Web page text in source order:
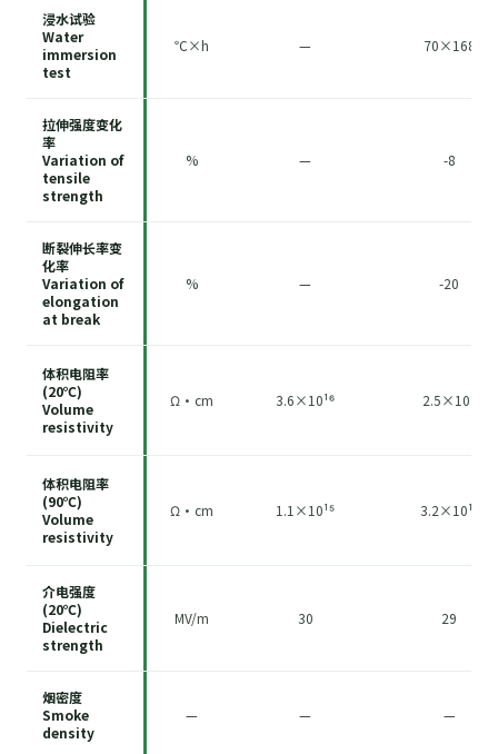
浸水试验
Water
immersion
test
℃×h — 70×168
拉伸强度变化
率
Variation of
tensile
strength
% — -8
断裂伸长率变
化率
Variation of
elongation
at break
% — -20
体积电阻率
(20℃)
Volume
resistivity
Ω·cm 3.6×10¹⁶ 2.5×10¹⁴
体积电阻率
(90℃)
Volume
resistivity
Ω·cm 1.1×10¹⁵ 3.2×10¹³
介电强度
(20℃)
Dielectric
strength
MV/m 30 29
烟密度
Smoke
density
— — —